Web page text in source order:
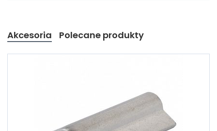
Akcesoria Polecane produkty